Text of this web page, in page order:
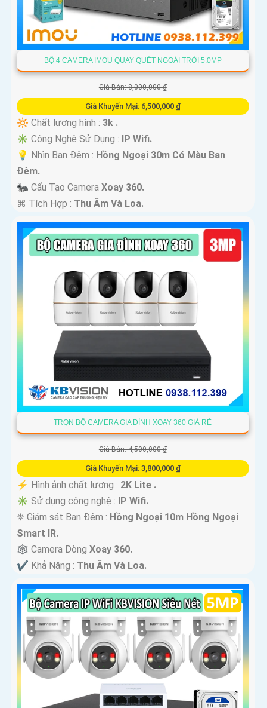
BỘ 4 CAMERA IMOU QUAY QUÉT NGOÀI TRỜI 5.0MP
Giá Bán: 8,000,000 ₫
Giá Khuyến Mại: 6,500,000 ₫
🔆 Chất lượng hình : 3k .
✳️ Công Nghệ Sử Dụng : IP Wifi.
💡 Nhìn Ban Đêm : Hồng Ngoại 30m Có Màu Ban
Ðêm.
🐜 Cấu Tạo Camera Xoay 360.
️⌘ Tích Hợp : Thu Âm Và Loa.
TRỌN BỘ CAMERA GIA ĐÌNH XOAY 360 GIÁ RẺ
Giá Bán: 4,500,000 ₫
Giá Khuyến Mại: 3,800,000 ₫
️⚡ Hình ảnh chất lượng : 2K Lite .
✳️ Sử dụng công nghệ : IP Wifi.
❈ Giám sát Ban Đêm : Hồng Ngoại 10m Hồng Ngoại
Smart IR.
🕸️ Camera Dòng Xoay 360.
️✔️ Khả Năng : Thu Âm Và Loa.